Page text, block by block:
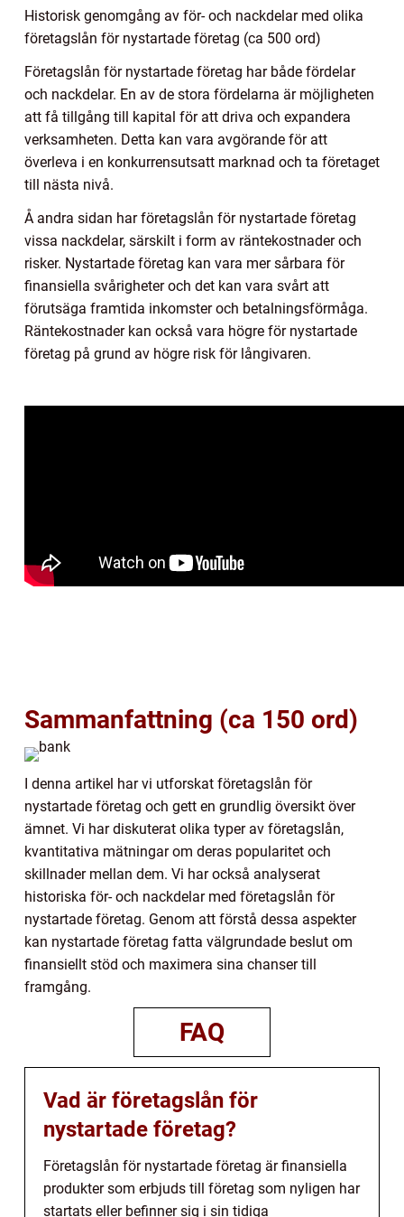
Historisk genomgång av för- och nackdelar med olika
företagslån för nystartade företag (ca 500 ord)
Företagslån för nystartade företag har både fördelar
och nackdelar. En av de stora fördelarna är möjligheten
att få tillgång till kapital för att driva och expandera
verksamheten. Detta kan vara avgörande för att
överleva i en konkurrensutsatt marknad och ta företaget
till nästa nivå.
Å andra sidan har företagslån för nystartade företag
vissa nackdelar, särskilt i form av räntekostnader och
risker. Nystartade företag kan vara mer sårbara för
finansiella svårigheter och det kan vara svårt att
förutsäga framtida inkomster och betalningsförmåga.
Räntekostnader kan också vara högre för nystartade
företag på grund av högre risk för långivaren.
Sammanfattning (ca 150 ord)
I denna artikel har vi utforskat företagslån för
nystartade företag och gett en grundlig översikt över
ämnet. Vi har diskuterat olika typer av företagslån,
kvantitativa mätningar om deras popularitet och
skillnader mellan dem. Vi har också analyserat
historiska för- och nackdelar med företagslån för
nystartade företag. Genom att förstå dessa aspekter
kan nystartade företag fatta välgrundade beslut om
finansiellt stöd och maximera sina chanser till
framgång.
FAQ
Vad är företagslån för
nystartade företag?
Företagslån för nystartade företag är finansiella
produkter som erbjuds till företag som nyligen har
startats eller befinner sig i sin tidiga